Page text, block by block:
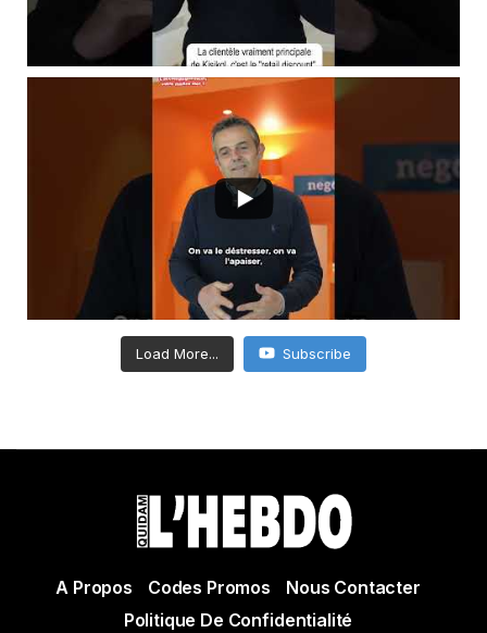
Load More... Subscribe
A Propos Codes Promos
Nous Contacter
Politique De Confidentialité